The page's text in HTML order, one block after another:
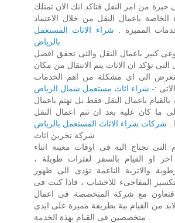
من امر النقل فتاكد انك الان تمتلك
باعمال النقل من خلال الاعتماد
المميزة . شراء الاثاث المستعمل
بالرياض
كبير باعمال النقل والتى تحقق افضل
تؤكد ان الاثاث يتم الانتقال من مكان
الى اى مشكلة من اهم الخدمات
:- شراء اثاث مستعمل شمال الرياض
باعمال النقل فقط بل تهتم باعمال
ما كان علية بعد ان تتم اعمال النقل
. شركات شراء الاثاث المستعمل بالرياض
شركة تخزين اثاث
التى نجتاج الية فى اوقات معينة اثناء
او القيام بالسفر لفترات طويلة ،
والاتربة الناعمة تؤدى الى ظهور
المفاجىء للاخشاب ، فاذا كنت فى
مع شركة المتخصصة فى اعمال
من القيام بية بطريقة مميزة على ايدى